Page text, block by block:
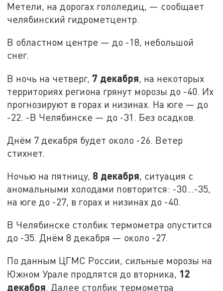
Метели, на дорогах гололедиц, — сообщает
челябинский гидрометцентр.
В областном центре — до -18, небольшой
снег.
В ночь на четверг, 7 декабря, на некоторых
территориях региона грянут морозы до -40. Их
прогнозируют в горах и низинах. На юге — до
-22. -В Челябинске — до -31. Без осадков.
Днём 7 декабря будет около -26. Ветер
стихнет.
Ночью на пятницу, 8 декабря, ситуация с
аномальными холодами повторится: -30…-35,
на юге до -27, в горах и низинах до -40.
В Челябинске столбик термометра опустится
до -35. Днём 8 декабря — около -27.
По данным ЦГМС России, сильные морозы на
Южном Урале продлятся до вторника, 12
декабря . Далее столбик термометра